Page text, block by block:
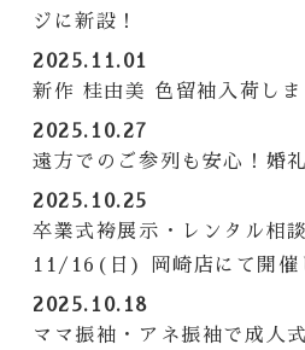
ジに新設！
2025.11.01
新作 桂由美 色留袖入荷しま
2025.10.27
遠方でのご参列も安心！婚
2025.10.25
卒業式袴展示・レンタル
11/16(日) 岡崎店にて開催
2025.10.18
ママ振袖・アネ振袖で成人